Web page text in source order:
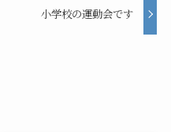
小学校の運動会です